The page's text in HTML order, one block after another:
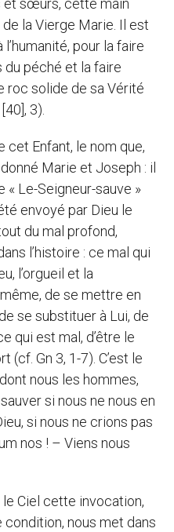
et sœurs, cette main
la Vierge Marie. Il est
l’humanité, pour la faire
péché et la faire
roc solide de sa Vérité
3).
cet Enfant, le nom que,
Marie et Joseph : il
« Le-Seigneur-sauve »
envoyé par Dieu le
du mal profond,
l’histoire : ce mal qui
l’orgueil et la
de se mettre en
se substituer à Lui, de
qui est mal, d’être le
(cf. Gn 3, 1-7). C’est le
nous les hommes,
si nous ne nous en
si nous ne crions pas
nos ! – Viens nous
Ciel cette invocation,
nous met dans